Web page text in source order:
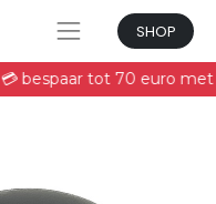
SHOP
💳 bespaar tot 70 euro